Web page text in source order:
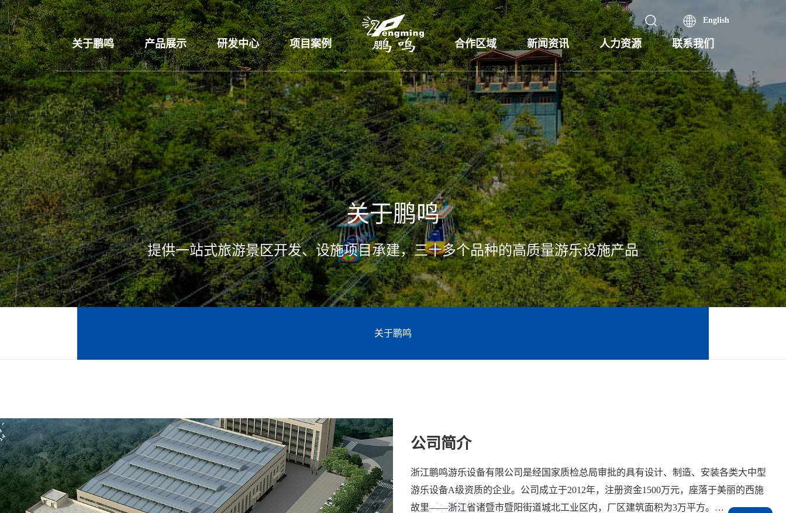
English
关于鹏鸣 产品展示 研发中心 项目案例 合作区域 新闻资讯 人力资源 联系我们
关于鹏鸣
提供一站式旅游景区开发、设施项目承建，三十多个品种的高质量游乐设施产品
关于鹏鸣
公司简介
浙江鹏鸣游乐设备有限公司是经国家质检总局审批的具有设计、制造、安装各类大中型
游乐设备A级资质的企业。公司成立于2012年，注册资金1500万元，座落于美丽的西施
故里——浙江省诸暨市暨阳街道城北工业区内，厂区建筑面积为3万平方。